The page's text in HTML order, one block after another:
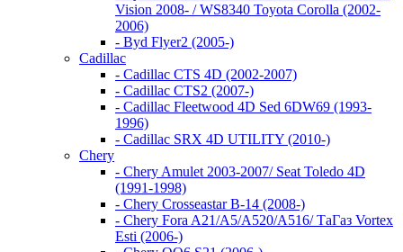
Vision 2008- / WS8340 Toyota Corolla (2002-
2006)
- Byd Flyer2 (2005-)
Cadillac
- Cadillac CTS 4D (2002-2007)
- Cadillac CTS2 (2007-)
- Cadillac Fleetwood 4D Sed 6DW69 (1993-
1996)
- Cadillac SRX 4D UTILITY (2010-)
Chery
- Chery Amulet 2003-2007/ Seat Toledo 4D
(1991-1998)
- Chery Crosseastar B-14 (2008-)
- Chery Fora A21/A5/A520/A516/ ТаГаз Vortex
Esti (2006-)